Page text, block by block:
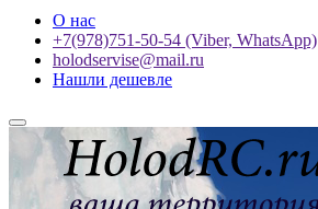
О нас
+7(978)751-50-54 (Viber, WhatsApp)
holodservise@mail.ru
Нашли дешевле